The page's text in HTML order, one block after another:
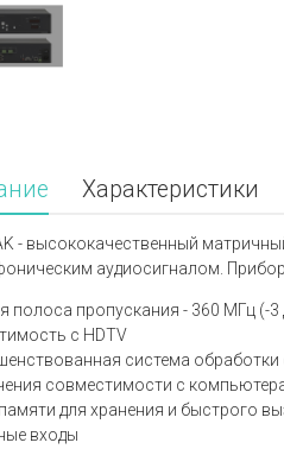
Характеристики
- высококачественный
аудиосигналом.
полоса пропускания - 360 МГц (-3
с HDTV
система
совместимости c
для хранения и быстрого
входы